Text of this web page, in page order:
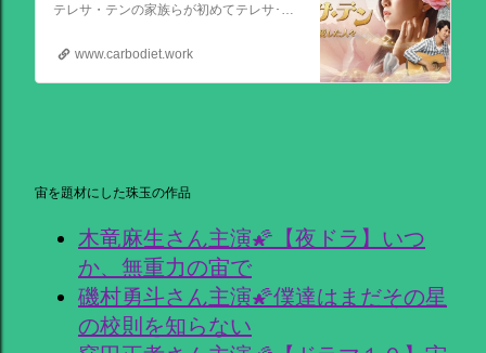
テレサ・テンの家族らが初めてテレサ･テンの伝記的物語の撮影を許可した作品。テレサ・テンの伝説的な人生を誕生から描く。彼女がいかにして歌の道に踏み出し、いかにして一代の女王となったか、そしてその過程でいかにして苦悩と困難を乗り越えたか、その物語が披露される。
www.carbodiet.work
宙を題材にした珠玉の作品
木竜麻生さん主演🌠【夜ドラ】いつ
か、無重力の宙で
磯村勇斗さん主演🌠僕達はまだその星
の校則を知らない